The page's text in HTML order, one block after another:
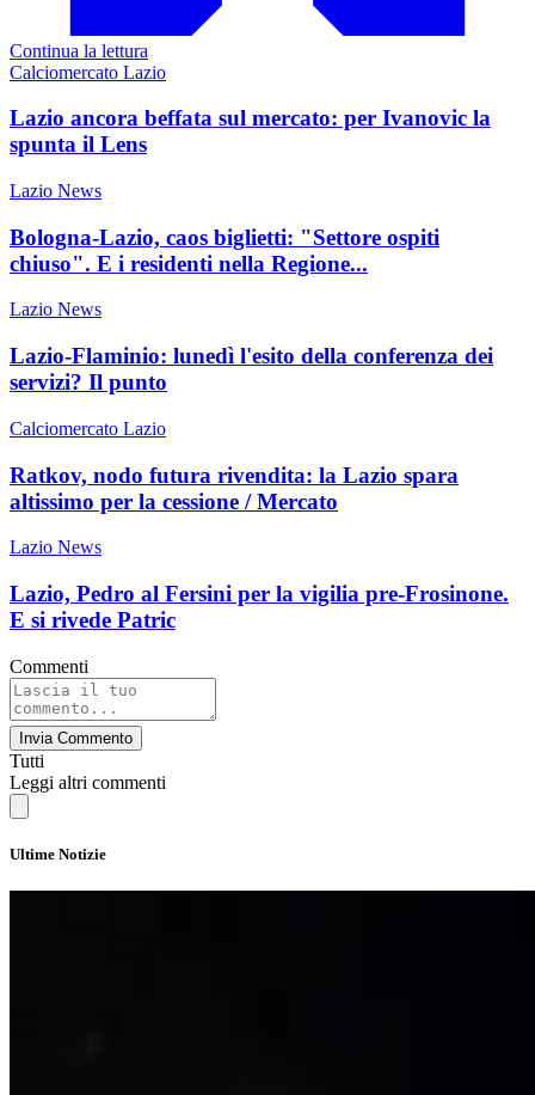
Continua la lettura
Calciomercato Lazio
Lazio ancora beffata sul mercato: per Ivanovic la
spunta il Lens
Lazio News
Bologna-Lazio, caos biglietti: "Settore ospiti
chiuso". E i residenti nella Regione...
Lazio News
Lazio-Flaminio: lunedì l'esito della conferenza dei
servizi? Il punto
Calciomercato Lazio
Ratkov, nodo futura rivendita: la Lazio spara
altissimo per la cessione / Mercato
Lazio News
Lazio, Pedro al Fersini per la vigilia pre-Frosinone.
E si rivede Patric
Commenti
Invia Commento
Tutti
Leggi altri commenti
Ultime Notizie